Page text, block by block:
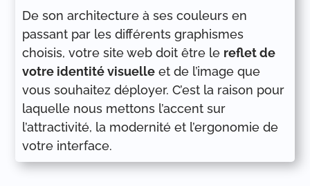
De son architecture à ses couleurs en
passant par les différents graphismes
choisis, votre site web doit être le reflet de
votre identité visuelle et de l’image que
vous souhaitez déployer. C’est la raison pour
laquelle nous mettons l’accent sur
l’attractivité, la modernité et l’ergonomie de
votre interface.